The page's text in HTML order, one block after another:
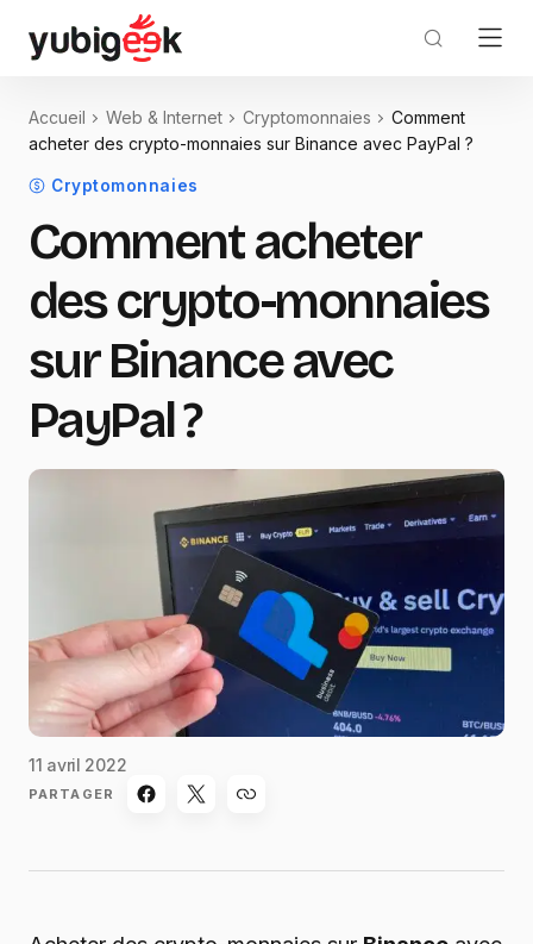
Accueil Web & Internet Cryptomonnaies
Comment
acheter des crypto-monnaies sur Binance avec PayPal ?
Cryptomonnaies
Comment acheter
des crypto-monnaies
sur Binance avec
PayPal ?
11 avril 2022
PARTAGER